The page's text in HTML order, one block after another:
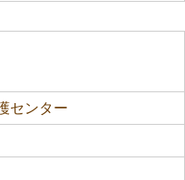
センター